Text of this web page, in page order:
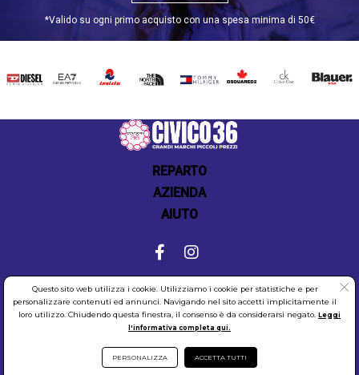
*Valido su ogni primo acquisto con una spesa minima di 50€
DIESEL EA7 INVICTATHE
TOMMY
DSQUARED2
CALVIN BLAUER
REPARTO
AZIENDA
AIUTO
COOKIES SICUREZZA PRIVACY
© CIVICO 36 S.R.L. P.IVA 09156571219 Assistenza Clienti 351 9180579.
Questo sito web utilizza i cookie. Utilizziamo i cookie per statistiche e per
personalizzare contenuti ed annunci. Navigando nel sito accetti implicitamente il
loro utilizzo. Chiudendo questa finestra, il consenso è da considerarsi negato. Leggi
l'informativa completa qui.
PERSONALIZZA ACCETTA TUTTI